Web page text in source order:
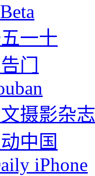
一十
门
摄影杂志
中国
iPhone